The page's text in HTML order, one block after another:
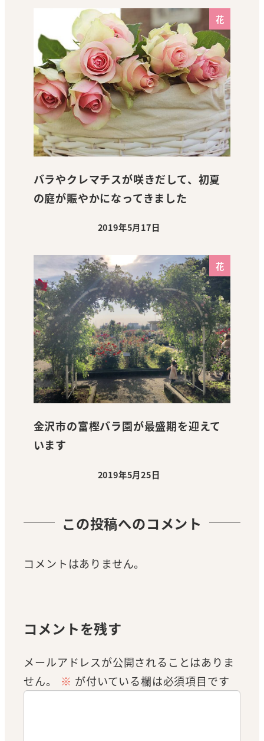
花
バラやクレマチスが咲きだして、初夏
の庭が賑やかになってきました
投稿日
2019年5月17日
花
金沢市の富樫バラ園が最盛期を迎えて
います
投稿日
2019年5月25日
この投稿へのコメント
コメントはありません。
コメントを残す
メールアドレスが公開されることはありま
せん。
※ が付いている欄は必須項目です